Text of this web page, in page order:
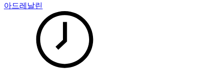
아드레날린